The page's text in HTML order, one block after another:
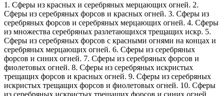
1. Сферы из красных и серебряных мерцающих огней. 2.
Сферы из серебряных форсов и красных огней. 3. Сферы из
серебряных форсов и серебряных мерцающих огней. 4. Сферы
из множества серебряных разлетающихся трещащих искр. 5.
Сферы из серебряных форсов с красными огнями на концах и
серебряных мерцающих огней. 6. Сферы из серебряных
форсов и синих огней. 7. Сферы из серебряных форсов и
фиолетовых огней. 8. Сферы из серебряных искристых
трещащих форсов и красных огней. 9. Сферы из серебряных
искристых трещащих форсов и фиолетовых огней. 10. Сферы